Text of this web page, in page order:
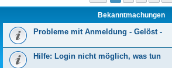
Bekanntmachungen
Probleme mit Anmeldung - Gelöst -
Hilfe: Login nicht möglich, was tun